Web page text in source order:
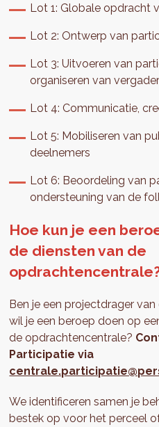
Lot 1: Globale opdracht
Lot 2: Ontwerp van
Lot 3: Uitvoeren van
organiseren van
Lot 4: Communicatie,
Lot 5: Mobiliseren van
deelnemers
Lot 6: Beoordeling van
ondersteuning van de
Hoe kun je een
de diensten van de
Ben je een projectdrager
wil je een beroep doen op
de opdrachtencentrale?
Participatie via
We identificeren samen je
bestek op voor het perceel